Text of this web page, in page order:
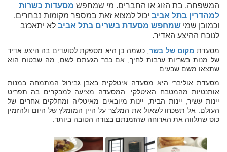
המשפחה, בת הזוג או החברים. מי שמחפש מסעדות כשרות
למהדרין בתל אביב יכול למצוא זאת במספר מקומות נבחרים,
וכמובן שמי שמחפש מסעדת בשרים בתל אביב לא יתאכזב
לנוכח ההיצע האדיר.
מסעדת מקום של בשר, כשמה כן היא מספקת לסועדים בה היצע אדיר
של מנות בשריות ערבות לחיך, אם כבר הגעתם לשם, מה שבטוח הוא
שתצאו משם שבעים.
מסעדת אוליברי היא מסעדה איטלקית באבן גבירול המתמחה במנות
אותנטיות מהמטבח האיטלקי. המסעדה מציעה למבקרים בה תפריט
יינות עשיר, יינות הבית, יינות מיובאים מאיטליה ומחלקים אחרים של
העולם. אל תשכחו לשאול את המלצר על היין המומלץ של היום ולהזמין
כוס שתלווה את הארוחה שהזמנתם בצורה הטובה ביותר.